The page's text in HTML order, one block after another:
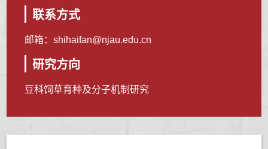
联系方式
邮箱：shihaifan@njau.edu.cn
研究方向
豆科饲草育种及分子机制研究